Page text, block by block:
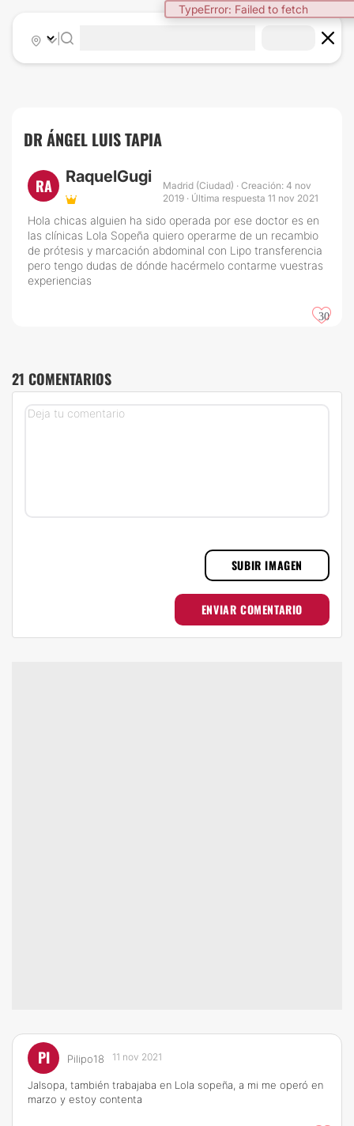
TypeError: Failed to fetch
|
DR ÁNGEL LUIS TAPIA
RA RaquelGugi
Madrid (Ciudad) · Creación: 4 nov
2019 · Última respuesta 11 nov 2021
Hola chicas alguien ha sido operada por ese doctor es en
las clínicas Lola Sopeña quiero operarme de un recambio
de prótesis y marcación abdominal con Lipo transferencia
pero tengo dudas de dónde hacérmelo contarme vuestras
experiencias
30
21 COMENTARIOS
SUBIR IMAGEN
ENVIAR COMENTARIO
PI Pilipo18 11 nov 2021
Jalsopa, también trabajaba en Lola sopeña, a mi me operó en
marzo y estoy contenta